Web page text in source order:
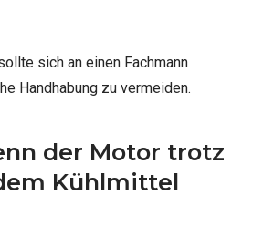
sich an einen Fachmann
Handhabung zu vermeiden.
der Motor trotz
Kühlmittel